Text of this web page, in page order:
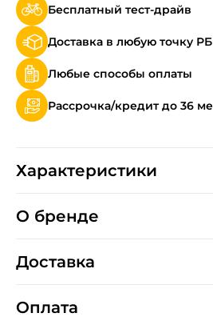
Бесплатный тест-драйв
Доставка в любую точку
Любые способы оплаты
Рассрочка/кредит до 36
Характеристики
О бренде
Доставка
Оплата